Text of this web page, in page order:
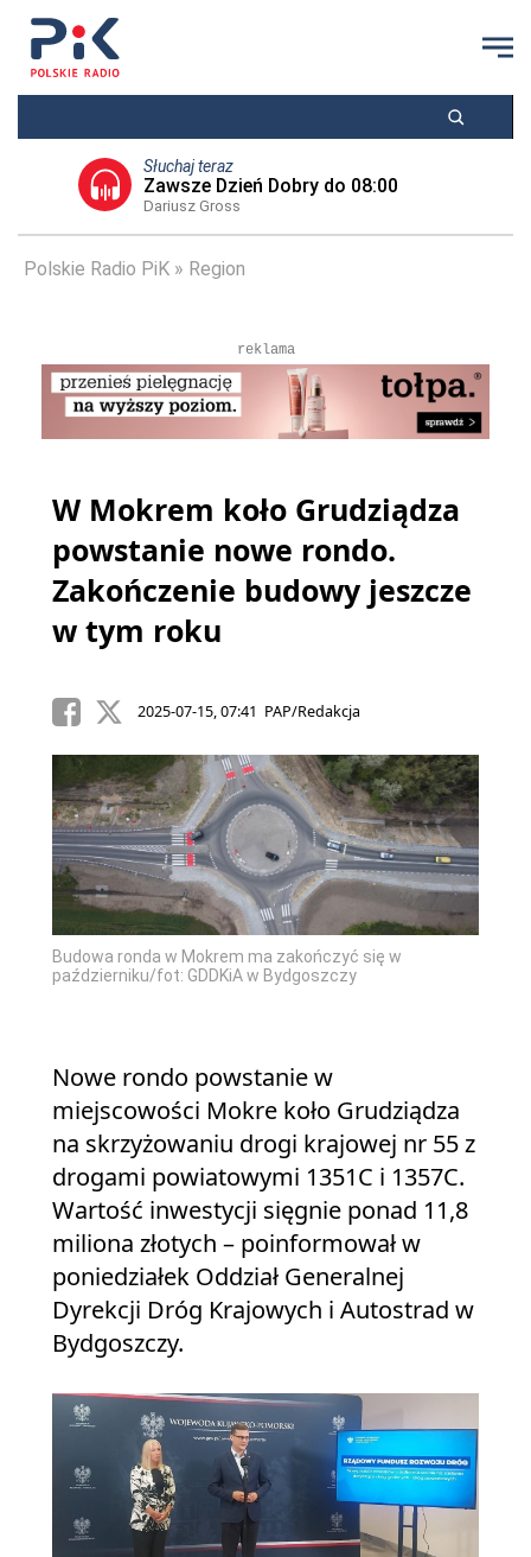
Słuchaj teraz
Zawsze Dzień Dobry do 08:00
Dariusz Gross
Polskie Radio PiK Region
reklama
W Mokrem koło Grudziądza
powstanie nowe rondo.
Zakończenie budowy jeszcze
w tym roku
2025-07-15, 07:41 PAP/Redakcja
Budowa ronda w Mokrem ma zakończyć się w
październiku/fot: GDDKiA w Bydgoszczy
Nowe rondo powstanie w
miejscowości Mokre koło Grudziądza
na skrzyżowaniu drogi krajowej nr 55 z
drogami powiatowymi 1351C i 1357C.
Wartość inwestycji sięgnie ponad 11,8
miliona złotych – poinformował w
poniedziałek Oddział Generalnej
Dyrekcji Dróg Krajowych i Autostrad w
Bydgoszczy.